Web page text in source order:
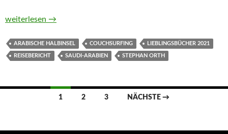
Couchsurfing in Saudi-Arabien. Meine Reise durch ein Land
weiterlesen →
ARABISCHE HALBINSEL COUCHSURFING LIEBLINGSBÜCHER 2021
REISEBERICHT SAUDI-ARABIEN STEPHAN ORTH
Beitragsnavigation
1 2 3 NÄCHSTE →